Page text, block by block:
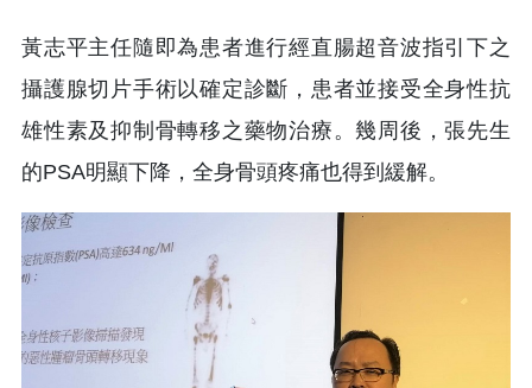
黃志平主任隨即為患者進行經直腸超音波指引下之
攝護腺切片手術以確定診斷，患者並接受全身性抗
雄性素及抑制骨轉移之藥物治療。幾周後，張先生
的PSA明顯下降，全身骨頭疼痛也得到緩解。